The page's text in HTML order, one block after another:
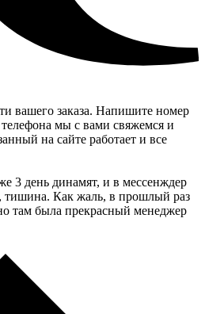
вашего заказа. Напишите номер
мы с вами свяжемся и
на сайте работает и все
3 день динамят, и в мессенждер
тишина. Как жаль, в прошлый раз
там была прекрасный менеджер